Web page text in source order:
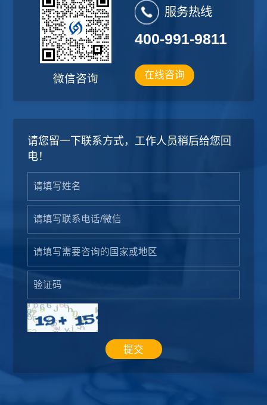
微信咨询
服务热线
400-991-9811
在线咨询
请您留一下联系方式，工作人员稍后给您回
电！
提交